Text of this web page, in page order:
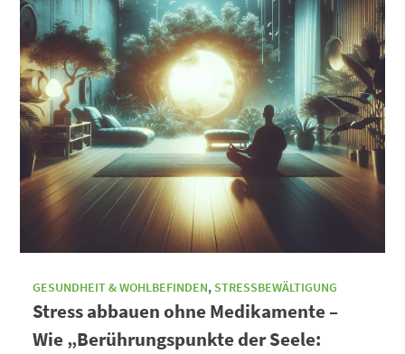
GESUNDHEIT & WOHLBEFINDEN, STRESSBEWÄLTIGUNG
Stress abbauen ohne Medikamente –
Wie „Berührungspunkte der Seele: